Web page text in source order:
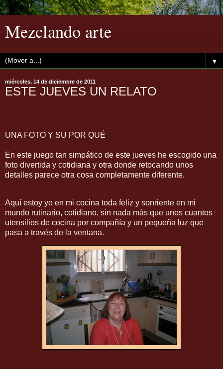
Mezclando arte
▼
miércoles, 14 de diciembre de 2011
ESTE JUEVES UN RELATO
UNA FOTO Y SU POR QUÉ
En este juego tan simpático de este jueves he escogido una
foto divertida y cotidiana y otra donde retocando unos
detalles parece otra cosa completamente diferente.
Aquí estoy yo en mi cocina toda feliz y sonriente en mi
mundo rutinario, cotidiano, sin nada más que unos cuantos
utensilios de cocina por compañía y un pequeña luz que
pasa a través de la ventana.